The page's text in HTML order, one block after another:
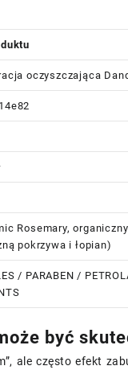
oczyszczająca
Rosemary,
pokrzywa i łopian)
/ PARABEN /
być
ale często efekt